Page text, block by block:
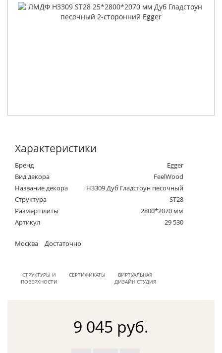
Характеристики
Бренд
Egger
Вид декора
FeelWood
Название декора
H3309 Дуб Гладстоун песочный
Структура
ST28
Размер плиты
2800*2070 мм
Артикул
29 530
Москва Достаточно
СТРУКТУРЫ И
ПОВЕРХНОСТИ
СЕРТИФИКАТЫ
ВИРТУАЛЬНАЯ
ДИЗАЙН СТУДИЯ
9 045 руб.